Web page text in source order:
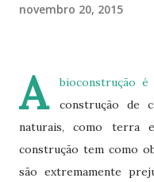
novembro 20, 2015
A
bioconstrução
construção de
naturais, como terra
construção tem como
são extremamente